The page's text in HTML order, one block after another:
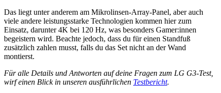
Das liegt unter anderem am Mikrolinsen-Array-Panel, aber auch
viele andere leistungsstarke Technologien kommen hier zum
Einsatz, darunter 4K bei 120 Hz, was besonders Gamer:innen
begeistern wird. Beachte jedoch, dass du für einen Standfuß
zusätzlich zahlen musst, falls du das Set nicht an der Wand
montierst.
Für alle Details und Antworten auf deine Fragen zum LG G3-Test,
wirf einen Blick in unseren ausführlichen Testbericht.